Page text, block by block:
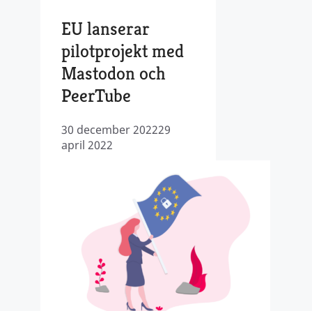
EU lanserar
pilotprojekt med
Mastodon och
PeerTube
30 december 202229
april 2022